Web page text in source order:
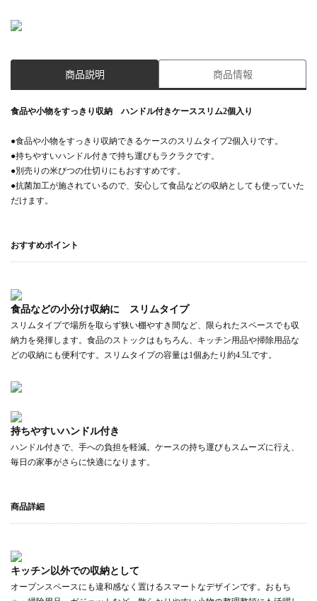
商品説明 商品情報
食品や小物をすっきり収納 ハンドル付きケーススリム2個入り
●食品や小物をすっきり収納できるケースのスリムタイプ2個入りです。
●持ちやすいハンドル付きで持ち運びもラクラクです。
●別売りの米びつの仕切りにもおすすめです。
●抗菌加工が施されているので、安心して食品などの収納としても使っていた
だけます。
おすすめポイント
食品などの小分け収納に スリムタイプ
スリムタイプで場所を取らず狭い棚やすき間など、限られたスペースでも収
納力を発揮します。食品のストックはもちろん、キッチン用品や掃除用品な
どの収納にも便利です。スリムタイプの容量は1個あたり約4.5Lです。
持ちやすいハンドル付き
ハンドル付きで、手への負担を軽減。ケースの持ち運びもスムーズに行え、
毎日の家事がさらに快適になります。
商品詳細
キッチン以外での収納として
オープンスペースにも違和感なく置けるスマートなデザインです。おもち